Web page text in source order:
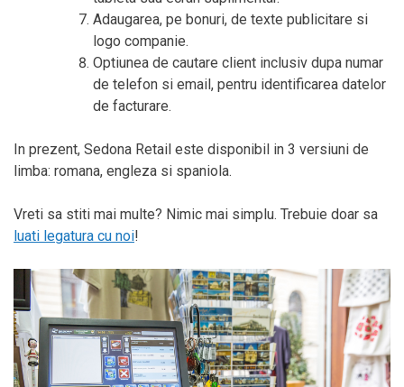
Adaugarea, pe bonuri, de texte publicitare si
logo companie.
Optiunea de cautare client inclusiv dupa numar
de telefon si email, pentru identificarea datelor
de facturare.
In prezent, Sedona Retail este disponibil in 3 versiuni de
limba: romana, engleza si spaniola.
Vreti sa stiti mai multe? Nimic mai simplu. Trebuie doar sa
luati legatura cu noi!